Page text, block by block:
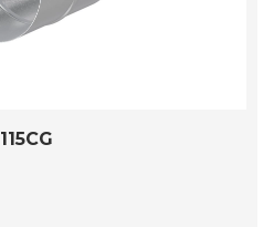
115CG